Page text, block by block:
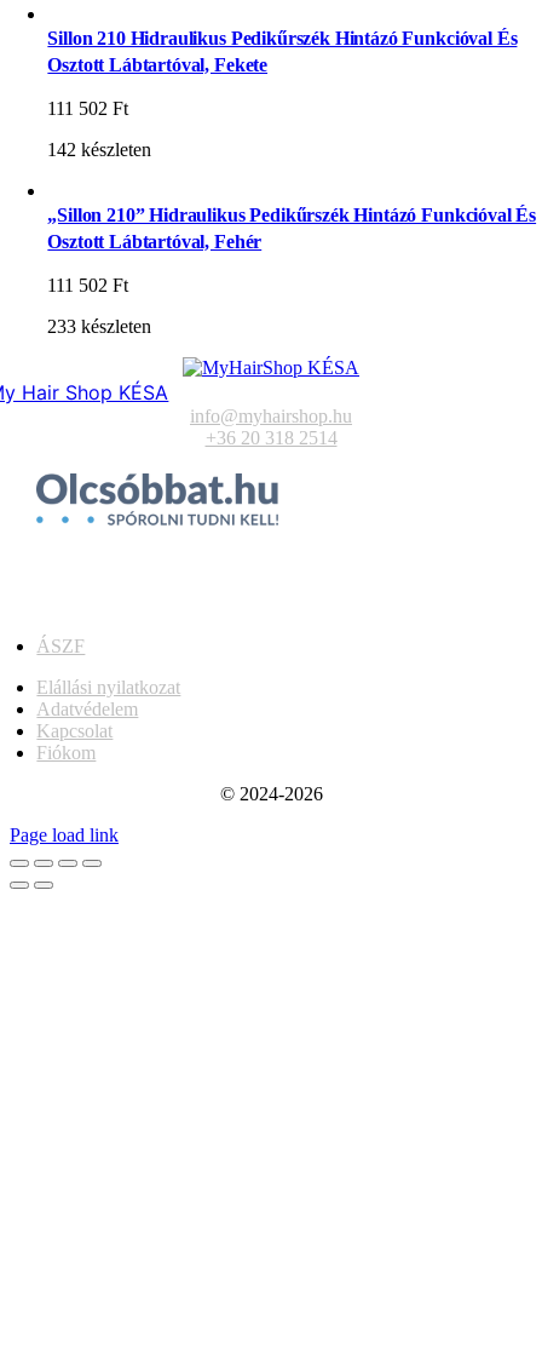
Sillon 210 Hidraulikus Pedikűrszék Hintázó Funkcióval És
Osztott Lábtartóval, Fekete
111 502Ft
142 készleten
„Sillon 210” Hidraulikus Pedikűrszék Hintázó Funkcióval És
Osztott Lábtartóval, Fehér
111 502Ft
233 készleten
Hair Shop KÉSA
info@myhairshop.hu
+36 20 318 2514
ÁSZF
Elállási nyilatkozat
Adatvédelem
Kapcsolat
Fiókom
© 2024-2026
Page load link